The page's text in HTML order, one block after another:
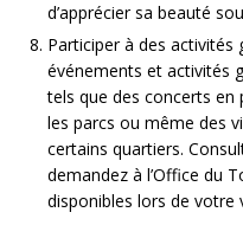
d’apprécier sa beauté
Participer à des
événements et activités
tels que des concerts en
les parcs ou même des
certains quartiers.
demandez à l’Office du
disponibles lors de votre